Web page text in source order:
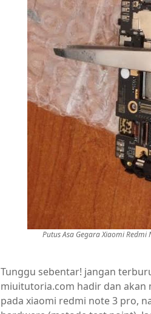
Putus Asa Gegara Xiaomi
Tunggu sebentar! jangan
miuitutoria.com hadir dan
pada xiaomi redmi note 3 pro,